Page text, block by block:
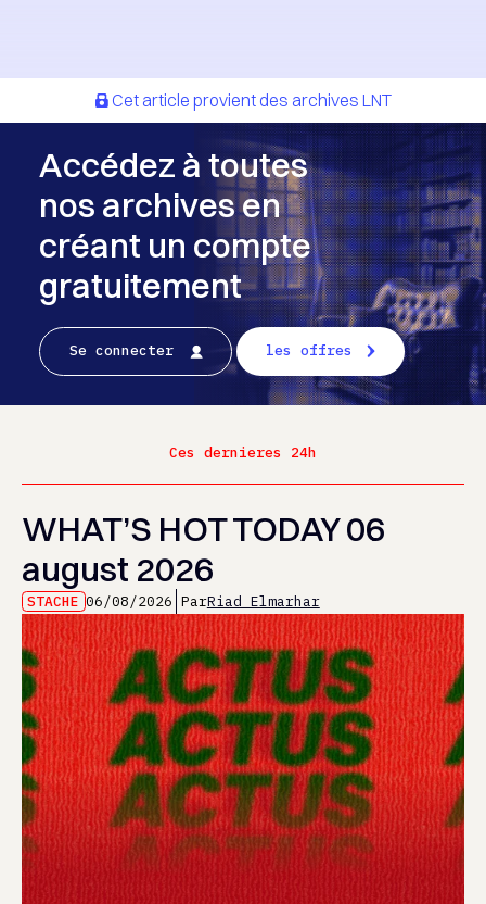
Cet article provient des archives LNT
Accédez à toutes
nos archives en
créant un compte
gratuitement
Se connecter les offres
Ces dernieres 24h
WHAT’S HOT TODAY 06
august 2026
STACHE 06/08/2026 ParRiad Elmarhar